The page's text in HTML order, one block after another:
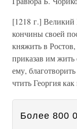
[1218 г.] Великий
кончины своей
княжить в
приказав им
ему,
чтить Георгия
Более 800